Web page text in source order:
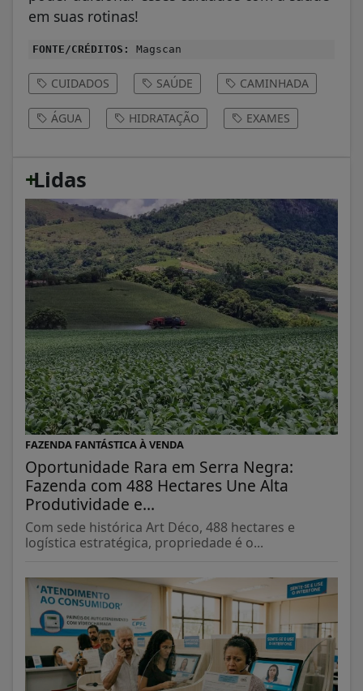
em suas rotinas!
FONTE/CRÉDITOS: Magscan
CUIDADOS SAÚDE CAMINHADA
ÁGUA HIDRATAÇÃO EXAMES
+
Lidas
FAZENDA FANTÁSTICA À VENDA
Oportunidade Rara em Serra Negra:
Fazenda com 488 Hectares Une Alta
Produtividade e...
Com sede histórica Art Déco, 488 hectares e
logística estratégica, propriedade é o...